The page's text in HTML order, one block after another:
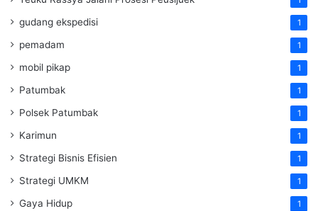
gudang ekspedisi 1
pemadam 1
mobil pikap 1
Patumbak 1
Polsek Patumbak 1
Karimun 1
Strategi Bisnis Efisien 1
Strategi UMKM 1
Gaya Hidup 1